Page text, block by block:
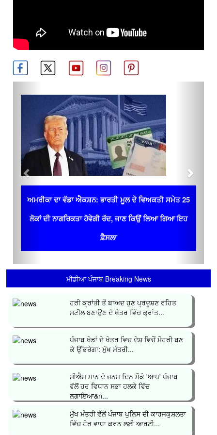
ਅਮਰੀਕਾ ਦਾ ਵੱਡਾ ਐਕਸ਼ਨ: ਭਾਰਤੀ ਮੂਲ ਦੇ ਵਿਅਕਤੀ ਸਮੇਤ 25
ਲੋਕਾਂ ਦੀ ਨਾਗਰਿਕਤਾ ਹੋਵੇਗੀ ਰੱਦ, ਜਾਣ ਕਿਉਂ ਲਿਆ ਗਿਆ ਇਹ
ਫ਼ੈਸਲਾ
ਮੀਡੀਆ ਪੰਜਾਬ Breaking News
ਹਰੀ ਕ੍ਰਾਂਤੀ ਤੋਂ ਬਾਅਦ ਹੁਣ ਪ੍ਰਦੂਸ਼ਣ ਰਹਿਤ
ਸਟੀਲ ਬਣਾਉਣ ਦੇ ਖੇਤਰ ਵਿੱਚ ਕ੍ਰਾਂਤ...
ਪੰਜਾਬ ਖੇਡਾਂ ਦੇ ਖੇਤਰ ਵਿਚ ਦੇਸ਼ ਵਿਚੋਂ ਮੋਹਰੀ ਬਣ
ਕੇ ਉੱਭਰੇਗਾ: ਮੁੱਖ ਮੰਤਰੀ...
ਸੀਐਮ ਮਾਨ ਦੇ ਜਨਮ ਦਿਨ ਮੌਕੇ 'ਆਪ' ਪੰਜਾਬ
ਵੱਲੋਂ ਹਰ ਵਿਧਾਨ ਸਭਾ ਹਲਕੇ ਵਿੱਚ
ਲਗਾਇਆ&n...
ਮੁੱਖ ਮੰਤਰੀ ਵੱਲੋਂ ਪੰਜਾਬ ਪੁਲਿਸ ਦੀ ਕਾਰਜਕੁਸ਼ਲਤਾ
ਵਿੱਚ ਹੋਰ ਵਾਧਾ ਕਰਨ ਲਈ ਆਰਟੀ...